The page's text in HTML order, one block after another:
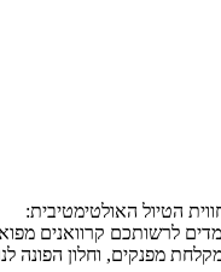
קרוואנים
מפנקים, וחלון הפונה